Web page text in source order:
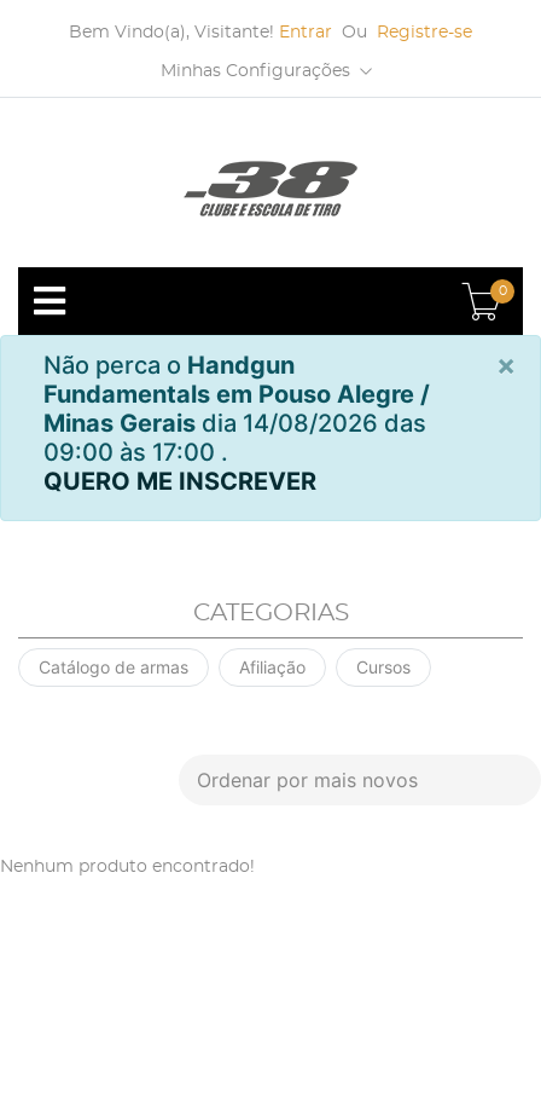
Bem Vindo(a), Visitante! Entrar Ou Registre-se
Minhas Configurações
0
Não perca o Handgun
Fundamentals em Pouso Alegre /
Minas Gerais dia 14/08/2026 das
09:00 às 17:00 .
QUERO ME INSCREVER
×
CATEGORIAS
Catálogo de armas Afiliação Cursos
Ordenar por mais novos
Nenhum produto encontrado!